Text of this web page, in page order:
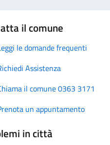
il comune
le domande frequenti
Assistenza
il comune 0363 3171
un appuntamento
in città